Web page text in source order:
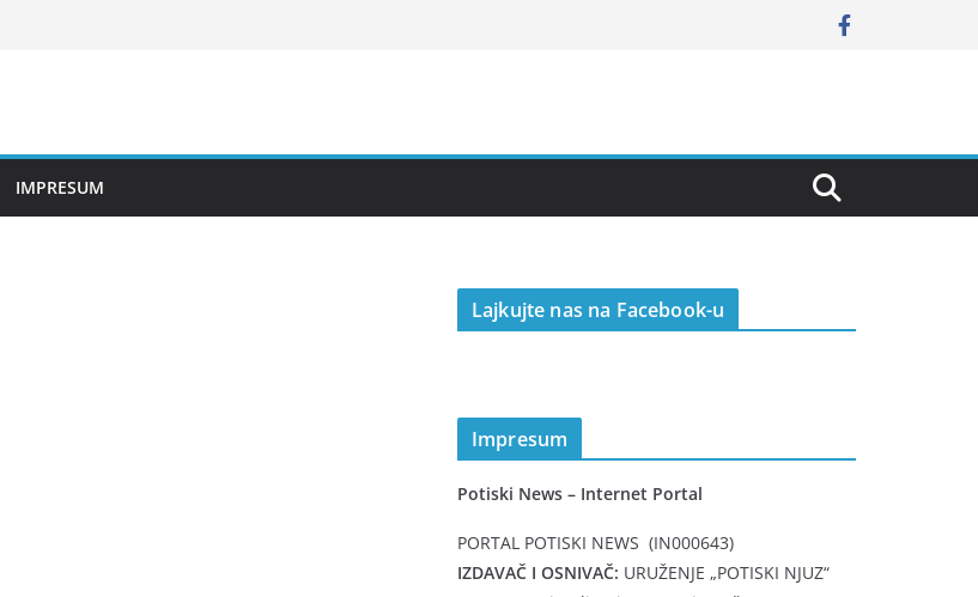
IMPRESUM
Lajkujte nas na Facebook-u
Impresum
Potiski News – Internet Portal
PORTAL POTISKI NEWS (IN000643)
IZDAVAČ I OSNIVAČ: URUŽENJE „POTISKI NJUZ“